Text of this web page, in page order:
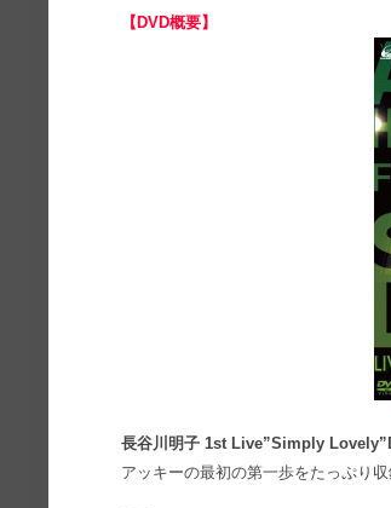
【DVD概要】
長谷川明子 1st Live”Simply
アッキーの最初の第一歩をたっぷり